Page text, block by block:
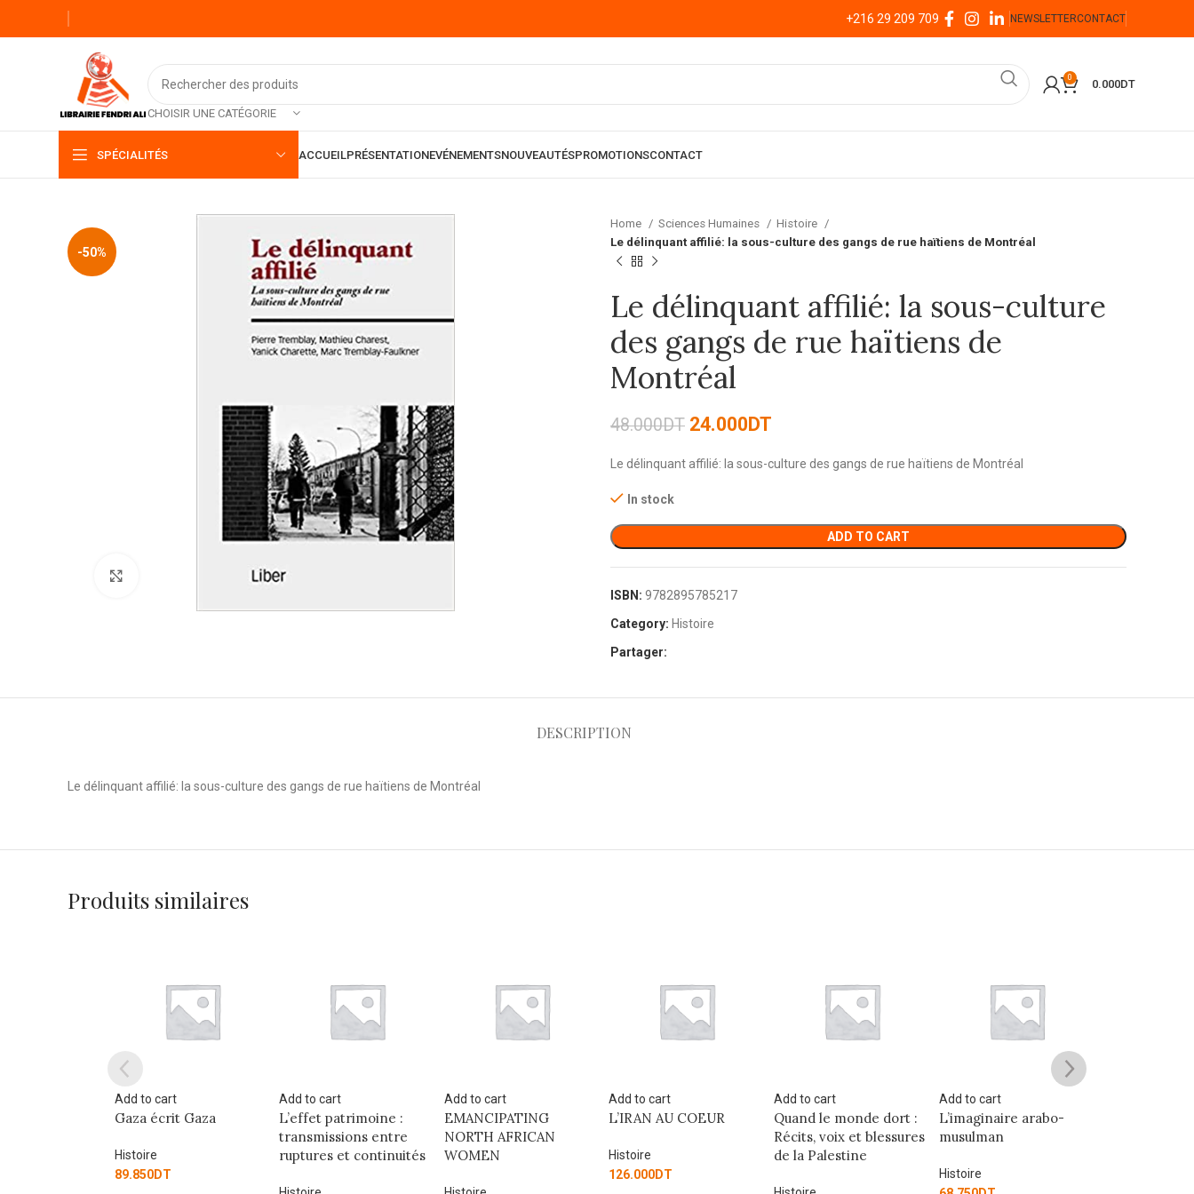
+216 29 209 709 NEWSLETTERCONTACT
CHOISIR UNE CATÉGORIE
0
0.000DT
SPÉCIALITÉS ACCUEILPRÉSENTATIONEVÉNEMENTSNOUVEAUTÉSPROMOTIONSCONTACT
-50%
Home Sciences Humaines
Histoire
Le délinquant affilié: la sous-culture des gangs de rue haïtiens de Montréal
Le délinquant affilié: la sous-culture
des gangs de rue haïtiens de
Montréal
48.000DT 24.000DT
Le délinquant affilié: la sous-culture des gangs de rue haïtiens de Montréal
In stock
ADD TO CART
ISBN: 9782895785217
Category: Histoire
Partager:
DESCRIPTION
Le délinquant affilié: la sous-culture des gangs de rue haïtiens de Montréal
Produits similaires
Add to cart
L’effet patrimoine :
ruptures et continuités
Add to cart
EMANCIPATING
NORTH AFRICAN
WOMEN
Add to cart
L’IRAN AU COEUR
Histoire
Add to cart
Quand le monde dort :
de la Palestine
Add to cart
L’imaginaire arabo-
musulman
Add to cart
على هامش الفتنة
7.000DT